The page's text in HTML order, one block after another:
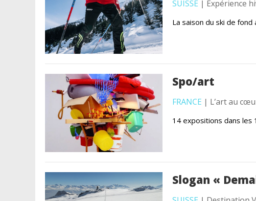
SUISSE | Expérience
La saison du ski de fond
Spo/art
FRANCE | L’art au
14 expositions dans les
Slogan «